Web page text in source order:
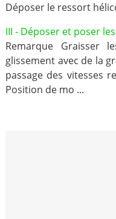
Déposer le ressort
III - Déposer et poser
Remarque Graisser
glissement avec de la
passage des vitesses
Position de mo ...